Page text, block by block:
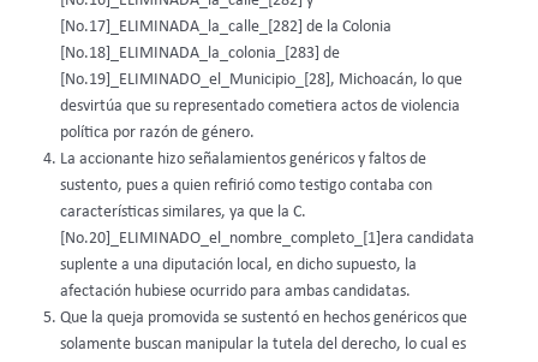
[No.17]_ELIMINADA_la_calle_[282] de la Colonia
[No.18]_ELIMINADA_la_colonia_[283] de
[No.19]_ELIMINADO_el_Municipio_[28], Michoacán, lo que
desvirtúa que su representado cometiera actos de violencia
política por razón de género.
La accionante hizo señalamientos genéricos y faltos de
sustento, pues a quien refirió como testigo contaba con
características similares, ya que la C.
[No.20]_ELIMINADO_el_nombre_completo_[1]era candidata
suplente a una diputación local, en dicho supuesto, la
afectación hubiese ocurrido para ambas candidatas.
Que la queja promovida se sustentó en hechos genéricos que
solamente buscan manipular la tutela del derecho, lo cual es